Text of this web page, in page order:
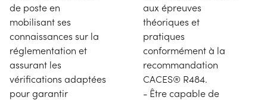
de poste en
mobilisant ses
connaissances sur la
réglementation et
assurant les
vérifications adaptées
pour garantir
aux épreuves
théoriques et
pratiques
conformément à la
recommandation
CACES® R484.
- Être capable de